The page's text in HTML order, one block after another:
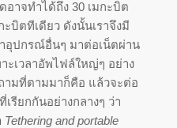
อาจทำได้ถึง 30 เมกะบิต
บิตทีเดียว ดังนั้นเราจึงมี
อุปกรณ์อื่นๆ มาต่อเน็ตผ่าน
เวลาอัพไฟล์ใหญ่ๆ อย่าง
ามที่ตามมาก็คือ แล้วจะต่อ
รียกกันอย่างกลางๆ ว่า
Tethering and portable